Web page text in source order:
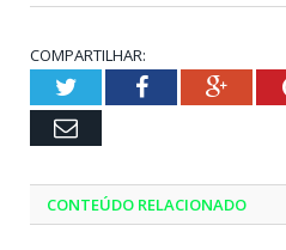
COMPARTILHAR:
TwitterFacebook
Email
CONTEÚDO RELACIONADO